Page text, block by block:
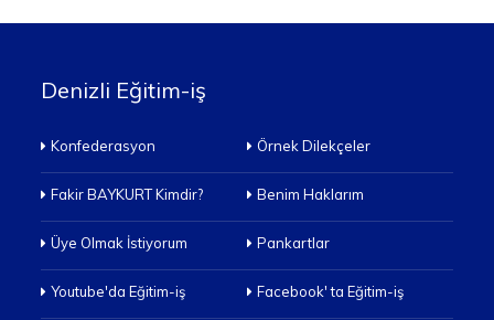
Denizli Eğitim-iş
Konfederasyon Örnek Dilekçeler
Fakir BAYKURT Kimdir? Benim Haklarım
Üye Olmak İstiyorum Pankartlar
Youtube'da Eğitim-iş Facebook' ta Eğitim-iş